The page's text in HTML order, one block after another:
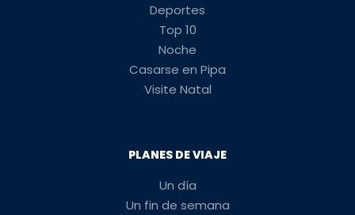
Deportes
Top 10
Noche
Casarse en Pipa
Visite Natal
PLANES DE VIAJE
Un día
Un fin de semana